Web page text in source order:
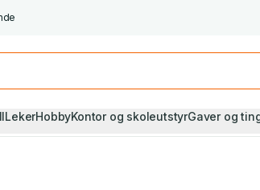
LekerHobbyKontor og skoleutstyrGaver og